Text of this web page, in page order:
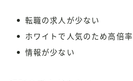
転職の求人が少ない
ホワイトで人気のため高倍率
情報が少ない